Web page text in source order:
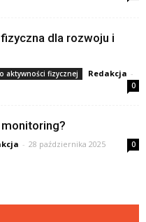
dla rozwoju i
aktywności fizycznej Redakcja -
0
- 28 października 2025 0